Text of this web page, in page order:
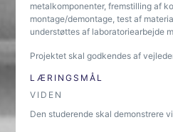
metalkomponenter, fremstilling af
montage/demontage, test af
understøttes af laboratoriearbejde
Projektet skal godkendes af
LÆRINGSMÅL
VIDEN
Den studerende skal demonstrere